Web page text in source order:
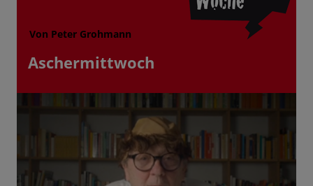
Von Peter Grohmann
Aschermittwoch